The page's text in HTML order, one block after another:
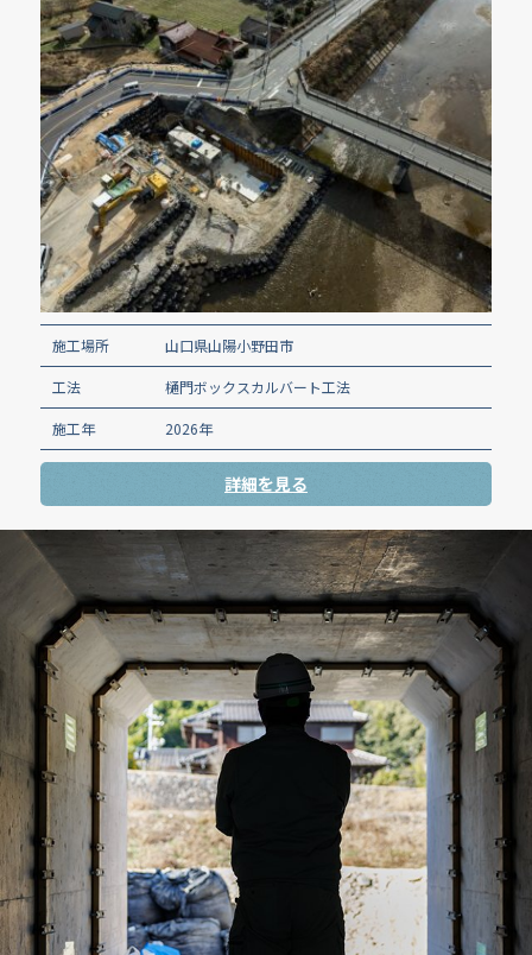
施工場所 山口県山陽小野田市
工法 樋門ボックスカルバート工法
施工年 2026年
詳細を見る